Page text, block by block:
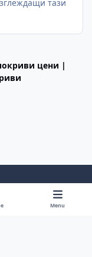
тази
цени |
f
Menu